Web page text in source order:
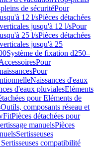
de sécuritéPour
12 l/sPièces détachées
jusqu'à 12 l/sPour
25 l/sPièces détachées
jusqu'à 25
Système de fixation d250–
Pour
Pour
Naissances d'eaux
d'eaux pluvialesEléments
pour Eléments de
Outils, composants réseau et
Pièces détachées pour
manuelsPièces
Sertisseuses
compatibilité